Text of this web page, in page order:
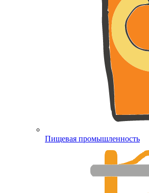
Пищевая промышленность